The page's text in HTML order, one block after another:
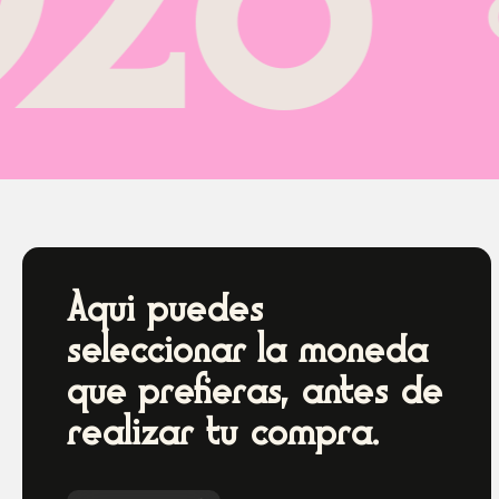
Aqui puedes
seleccionar la moneda
que prefieras, antes de
realizar tu compra.